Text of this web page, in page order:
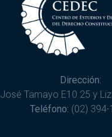
Dirección:
José Tamayo E10 25 y
Teléfono: (02) 394-